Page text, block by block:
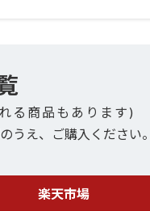
る商品もあります)
うえ、ご購入ください。
楽天市場